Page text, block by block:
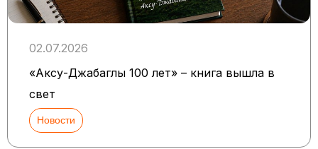
02.07.2026
«Аксу-Джабаглы 100 лет» – книга вышла в
свет
Новости